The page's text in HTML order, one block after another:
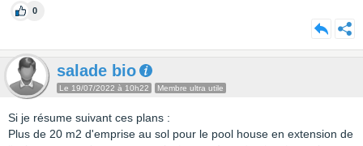
0
salade bio
Le 19/07/2022 à 10h22 Membre ultra utile
Si je résume suivant ces plans :
Plus de 20 m2 d'emprise au sol pour le pool house en extension de